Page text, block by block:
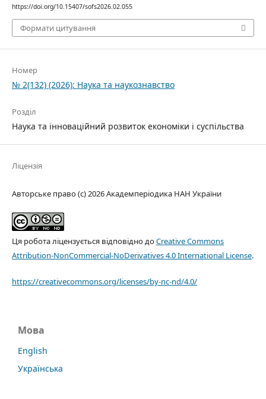
https://doi.org/10.15407/sofs2026.02.055
Формати цитування
Номер
№ 2(132) (2026): Наука та наукознавство
Розділ
Наука та інноваційний розвиток економіки і суспільства
Ліцензія
Авторське право (c) 2026 Академперіодика НАН України
Ця робота ліцензується відповідно доCreative Commons
Attribution-NonCommercial-NoDerivatives 4.0 International License.
https://creativecommons.org/licenses/by-nc-nd/4.0/
Мова
English
Українська